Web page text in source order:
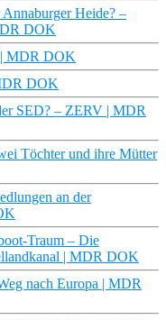
Heide? –
DOK
| MDR DOK
DOK
SED? – ZERV | MDR
Töchter und ihre Mütter
an der
Traum – Die
| MDR DOK
nach Europa | MDR